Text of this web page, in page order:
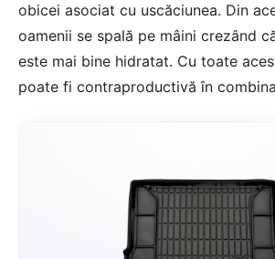
obicei asociat cu uscăciunea. Din
oamenii se spală pe mâini crezând
este mai bine hidratat. Cu toate
poate fi contraproductivă în